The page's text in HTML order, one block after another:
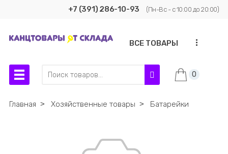
+7 (391) 286-10-93 (Пн-Вс - с 10:00 до 20:00)
ВСЕ ТОВАРЫ ...
0
Главная ˃ Хозяйственные товары ˃ Батарейки